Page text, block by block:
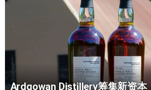
Ardgowan Distillery筹集新资本